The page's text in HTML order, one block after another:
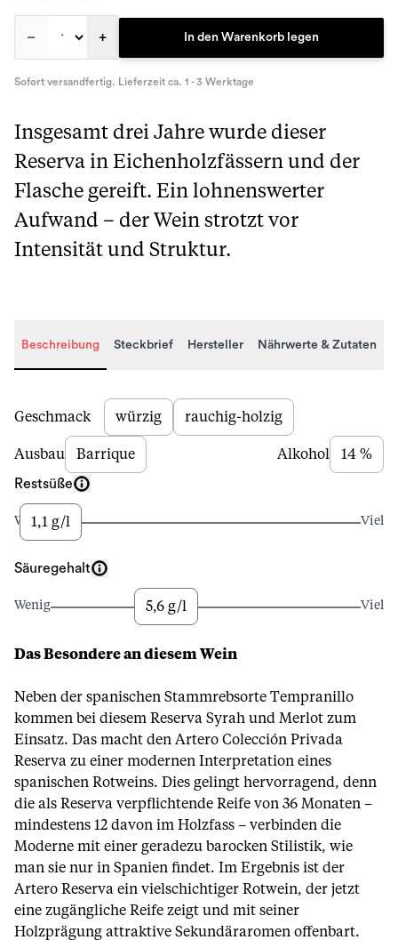
– + In den Warenkorb legen
Sofort versandfertig. Lieferzeit ca. 1 - 3 Werktage
Insgesamt drei Jahre wurde dieser
Reserva in Eichenholzfässern und der
Flasche gereift. Ein lohnenswerter
Aufwand – der Wein strotzt vor
Intensität und Struktur.
Beschreibung Steckbrief Hersteller Nährwerte & Zutaten
Beschreibung
Geschmack würzig rauchig-holzig
Ausbau Barrique Alkohol 14 %
Restsüße
Wenig1,1 g/l Viel
Säuregehalt
Wenig 5,6 g/l Viel
Das Besondere an diesem Wein
Neben der spanischen Stammrebsorte Tempranillo
kommen bei diesem Reserva Syrah und Merlot zum
Einsatz. Das macht den Artero Colección Privada
Reserva zu einer modernen Interpretation eines
spanischen Rotweins. Dies gelingt hervorragend, denn
die als Reserva verpflichtende Reife von 36 Monaten –
mindestens 12 davon im Holzfass – verbinden die
Moderne mit einer geradezu barocken Stilistik, wie
man sie nur in Spanien findet. Im Ergebnis ist der
Artero Reserva ein vielschichtiger Rotwein, der jetzt
eine zugängliche Reife zeigt und mit seiner
Holzprägung attraktive Sekundäraromen offenbart.